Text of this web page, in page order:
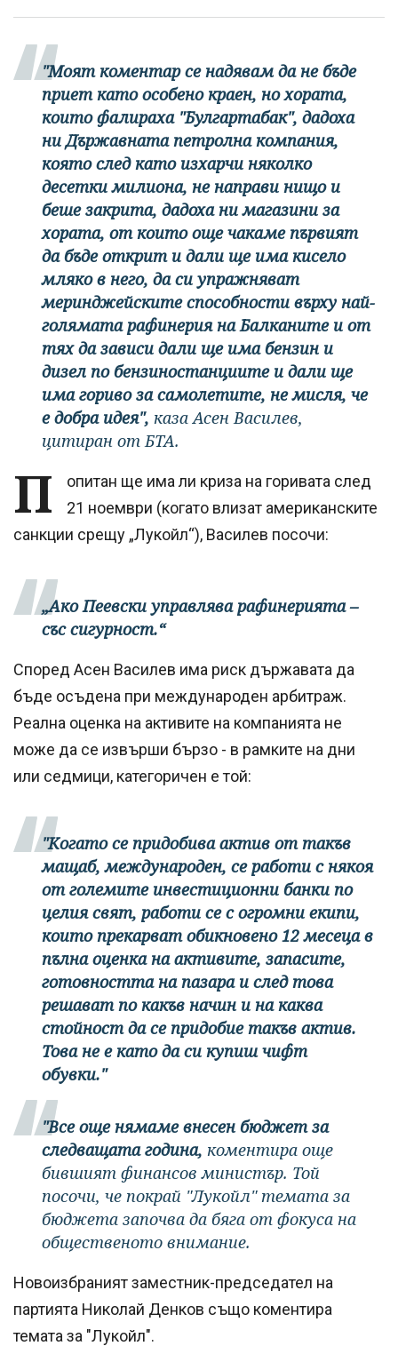
"Моят коментар се надявам да не бъде
приет като особено краен, но хората,
които фалираха "Булгартабак", дадоха
ни Държавната петролна компания,
която след като изхарчи няколко
десетки милиона, не направи нищо и
беше закрита, дадоха ни магазини за
хората, от които още чакаме първият
да бъде открит и дали ще има кисело
мляко в него, да си упражняват
меринджейските способности върху най-
голямата рафинерия на Балканите и от
тях да зависи дали ще има бензин и
дизел по бензиностанциите и дали ще
има гориво за самолетите, не мисля, че
е добра идея", каза Асен Василев,
цитиран от БТА.
П
опитан ще има ли криза на горивата след
21 ноември (когато влизат американските
санкции срещу „Лукойл“), Василев посочи:
„Ако Пеевски управлява рафинерията –
със сигурност.“
Според Асен Василев има риск държавата да
бъде осъдена при международен арбитраж.
Реална оценка на активите на компанията не
може да се извърши бързо - в рамките на дни
или седмици, категоричен е той:
"Когато се придобива актив от такъв
мащаб, международен, се работи с някоя
от големите инвестиционни банки по
целия свят, работи се с огромни екипи,
които прекарват обикновено 12 месеца в
пълна оценка на активите, запасите,
готовността на пазара и след това
решават по какъв начин и на каква
стойност да се придобие такъв актив.
Това не е като да си купиш чифт
обувки."
"Все още нямаме внесен бюджет за
следващата година, коментира още
бившият финансов министър. Той
посочи, че покрай "Лукойл" темата за
бюджета започва да бяга от фокуса на
общественото внимание.
Новоизбраният заместник-председател на
партията Николай Денков също коментира
темата за "Лукойл".